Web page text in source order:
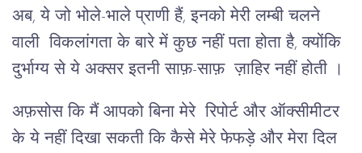
अब, ये जो भोले-भाले प्राणी हैं, इनको मेरी लम्बी चलने
वाली विकलांगता के बारे में कुछ नहीं पता होता है, क्योंकि
दुर्भाग्य से ये अक्सर इतनी साफ़-साफ़ ज़ाहिर नहीं होती ।
अफ़सोस कि मैं आपको बिना मेरे रिपोर्ट और ऑक्सीमीटर
के ये नहीं दिखा सकती कि कैसे मेरे फेफड़े और मेरा दिल